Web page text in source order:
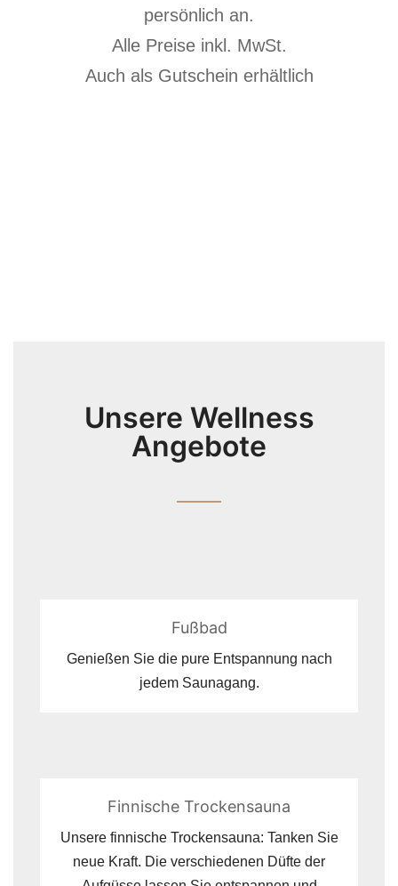
persönlich an.
Alle Preise inkl. MwSt.
Auch als Gutschein erhältlich
Unsere Wellness
Angebote
Fußbad
Genießen Sie die pure Entspannung nach
jedem Saunagang.
Finnische Trockensauna
Unsere finnische Trockensauna: Tanken Sie
neue Kraft. Die verschiedenen Düfte der